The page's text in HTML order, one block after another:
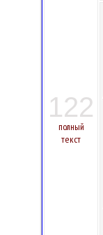
122
полный
текст